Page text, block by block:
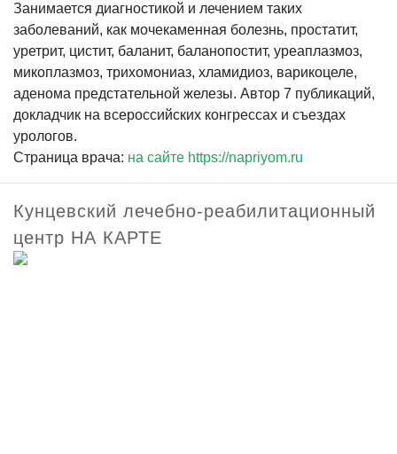
Занимается диагностикой и лечением таких
заболеваний, как мочекаменная болезнь, простатит,
уретрит, цистит, баланит, баланопостит, уреаплазмоз,
микоплазмоз, трихомониаз, хламидиоз, варикоцеле,
аденома предстательной железы. Автор 7 публикаций,
докладчик на всероссийских конгрессах и съездах
урологов.
Страница врача: на сайте https://napriyom.ru
Кунцевский лечебно-реабилитационный
центр НА КАРТЕ